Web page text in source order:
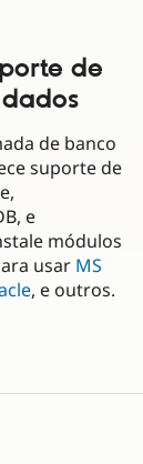
de
de banco
suporte de
e
módulos
usar MS
, e outros.